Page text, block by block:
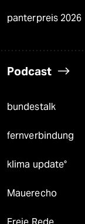
panterpreis 2026
Podcast
bundestalk
fernverbindung
klima update°
Mauerecho